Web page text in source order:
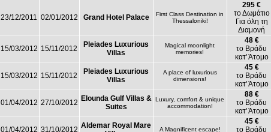
23/12/2011 02/01/2012 Grand Hotel Palace
First Class Destination in
Thessaloniki!
295 €
το Δωμάτιο
Για όλη τη
Διαμονή
15/03/2012 15/11/2012
Pleiades Luxurious
Villas
Magical moonlight
memories!
48 €
το Βράδυ
κατ' Άτομο
15/03/2012 15/11/2012
Pleiades Luxurious
Villas
A place of luxurious
dimensions!
45 €
το Βράδυ
κατ' Άτομο
01/04/2012 27/10/2012 Elounda Gulf Villas &
Suites
Luxury, comfort & unique
accommodation!
88 €
το Βράδυ
κατ' Άτομο
01/04/2012 31/10/2012 Aldemar Royal Mare
A Magnificent escape!
45 €
το Βράδυ